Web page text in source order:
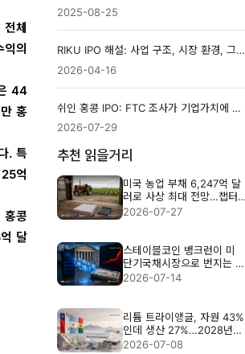
체
의
44
홍
. 특
억
홍콩
달
2025-08-25
RIKU IPO 해설: 사업 구조, 시장 환경, 그리고 증권신고서 리스크
2026-04-16
쉬인 홍콩 IPO: FTC 조사가 기업가치에 미치는 영향
2026-07-29
추천 읽을거리
미국 농업 부채 6,247억 달
러로 사상 최대 전망…챕터
12 파산 46% 증가
2026-07-27
스테이블코인 뱅크런이 미
단기국채시장으로 번지는 이
유
2026-07-14
리튬 트라이앵글, 자원 43%
인데 생산 27%…2028년의
시험대
2026-07-08